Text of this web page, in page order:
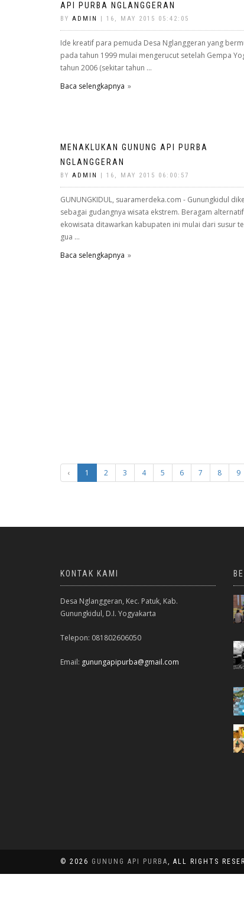
API PURBA NGLANGGERAN
BY ADMIN | 16, MAY 2015 05:42:05
Ide kreatif para pemuda Desa Nglanggeran yang
pada tahun 1999 mulai mengerucut setelah Gempa
tahun 2006 (sekitar tahun ...
Baca selengkapnya
MENAKLUKAN GUNUNG API PURBA
NGLANGGERAN
BY ADMIN | 16, MAY 2015 06:00:57
GUNUNGKIDUL, suaramerdeka.com - Gunungkidul
sebagai gudangnya wisata ekstrem. Beragam alternatif
ekowisata ditawarkan kabupaten ini mulai dari susur
gua ...
Baca selengkapnya
‹ 1 2 3 4 5 6 7 8 9
KONTAK KAMI
Desa Nglanggeran, Kec. Patuk, Kab.
Gunungkidul, D.I. Yogyakarta
Telepon: 081802606050
Email: gunungapipurba@gmail.com
© 2026 GUNUNG API PURBA, ALL RIGHTS